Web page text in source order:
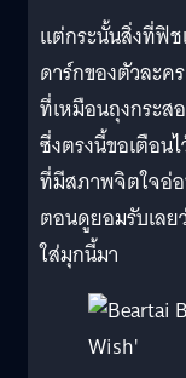
แต่กระนั้นสิ่งที่ฟิ
ดาร์กของตัวละค
ที่เหมือนถุงกระส
ซี่งตรงนี้ขอเตือน
ที่มีสภาพจิตใจอ่
ตอนดูยอมรับเลย
ใส่มุกนี้มา